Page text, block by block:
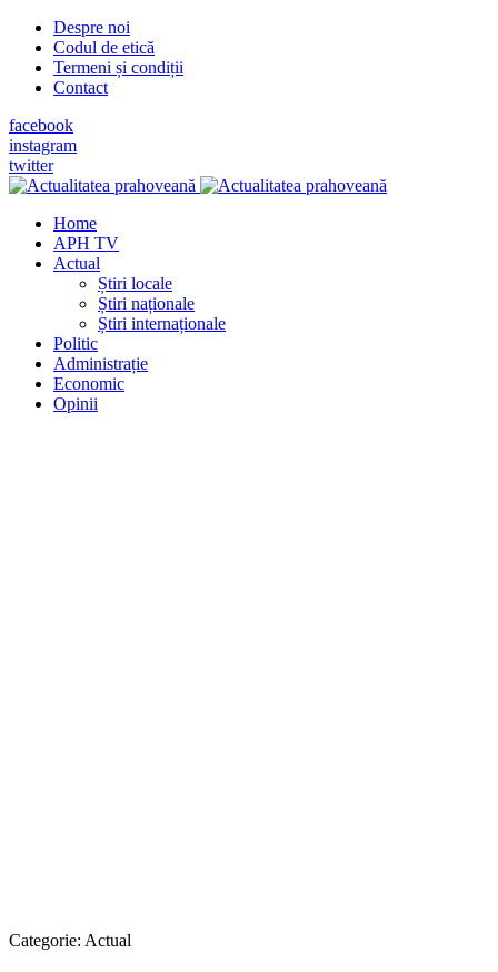
Despre noi
Codul de etică
Termeni și condiții
Contact
facebook
instagram
twitter
Home
APH TV
Actual
Știri locale
Știri naționale
Știri internaționale
Politic
Administrație
Economic
Opinii
Categorie: Actual